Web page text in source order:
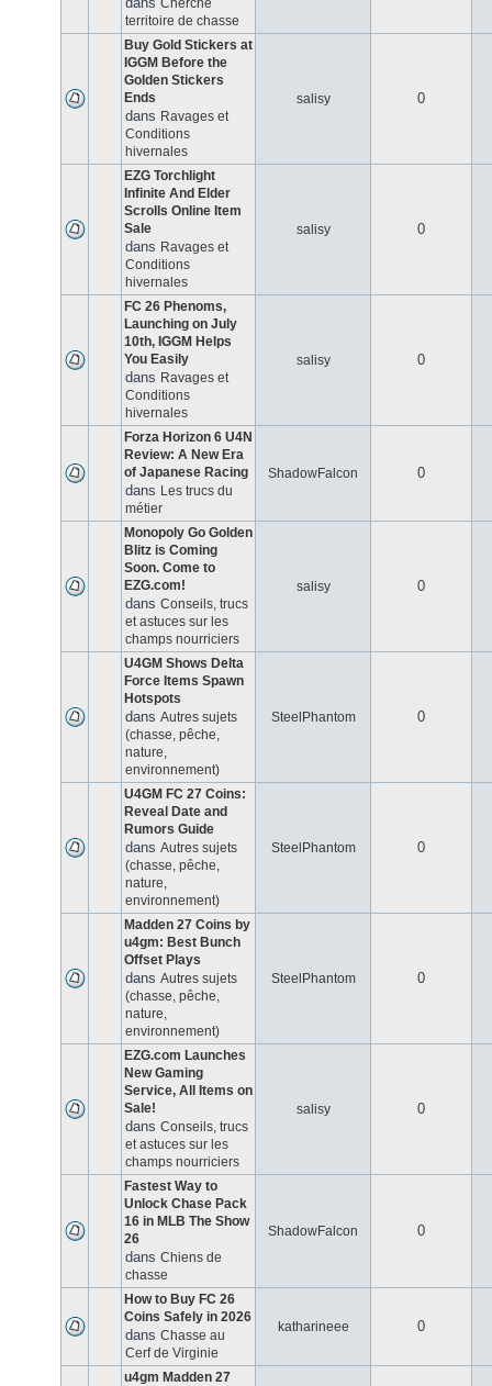
Cherche
territoire de chasse
Buy Gold Stickers at
IGGM Before the
Golden Stickers
Ends
dans Ravages et
Conditions
hivernales
salisy 0
EZG Torchlight
Infinite And Elder
Scrolls Online Item
Sale
dans Ravages et
Conditions
hivernales
salisy 0
FC 26 Phenoms,
Launching on July
10th, IGGM Helps
You Easily
dans Ravages et
Conditions
hivernales
salisy 0
Forza Horizon 6 U4N
Review: A New Era
of Japanese Racing
dans Les trucs du
métier
ShadowFalcon 0
Monopoly Go Golden
Blitz is Coming
Soon. Come to
EZG.com!
dans Conseils, trucs
et astuces sur les
champs nourriciers
salisy 0
U4GM Shows Delta
Force Items Spawn
Hotspots
dans Autres sujets
(chasse, pêche,
nature,
environnement)
SteelPhantom 0
U4GM FC 27 Coins:
Reveal Date and
Rumors Guide
dans Autres sujets
(chasse, pêche,
nature,
environnement)
SteelPhantom 0
Madden 27 Coins by
u4gm: Best Bunch
Offset Plays
dans Autres sujets
(chasse, pêche,
nature,
environnement)
SteelPhantom 0
EZG.com Launches
New Gaming
Service, All Items on
Sale!
dans Conseils, trucs
et astuces sur les
champs nourriciers
salisy 0
Fastest Way to
Unlock Chase Pack
16 in MLB The Show
26
dans Chiens de
chasse
ShadowFalcon 0
How to Buy FC 26
Coins Safely in 2026
dans Chasse au
Cerf de Virginie
katharineee 0
u4gm Madden 27